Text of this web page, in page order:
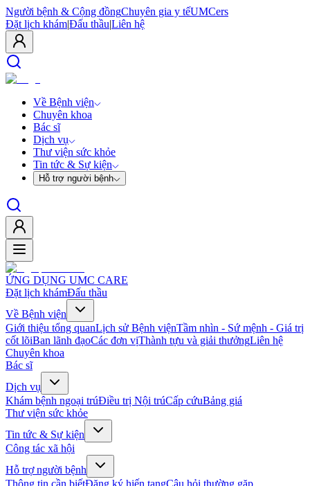
Người bệnh & Cộng đồngChuyên gia y tếUMCers
Đặt lịch khám|Đấu thầu|Liên hệ
Về Bệnh viện
Chuyên khoa
Bác sĩ
Dịch vụ
Thư viện sức khỏe
Tin tức & Sự kiện
Hỗ trợ người bệnh
ỨNG DỤNG UMC CARE
Đặt lịch khámĐấu thầu
Về Bệnh viện
Giới thiệu tổng quanLịch sử Bệnh việnTầm nhìn - Sứ mệnh - Giá trị
cốt lõiBan lãnh đạoCác đơn vịThành tựu và giải thưởngLiên hệ
Chuyên khoa
Bác sĩ
Dịch vụ
Khám bệnh ngoại trúĐiều trị Nội trúCấp cứuBảng giá
Thư viện sức khỏe
Tin tức & Sự kiện
Công tác xã hội
Hỗ trợ người bệnh
Thông tin cần biếtĐăng ký hiến tạngCâu hỏi thường gặp